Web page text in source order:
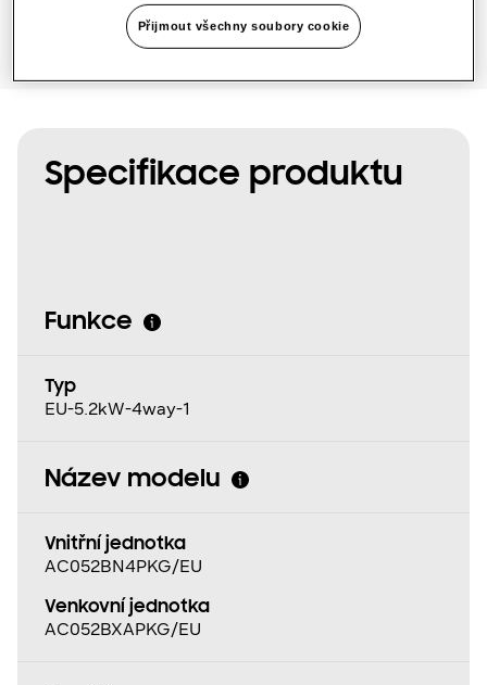
Specifikace produktu
Funkce
Typ
EU-5.2kW-4way-1
Název modelu
Vnitřní jednotka
AC052BN4PKG/EU
Venkovní jednotka
AC052BXAPKG/EU
Přijmout všechny soubory cookie